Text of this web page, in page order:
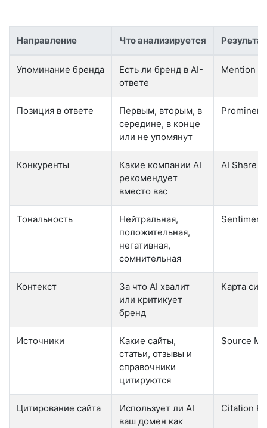
Направление Что анализируется
Упоминание бренда
Есть ли бренд в AI-
ответе
Mention
Позиция в ответе
Первым, вторым, в
середине, в конце
или не упомянут
Конкуренты
Какие компании AI
рекомендует
вместо вас
AI Share
Тональность
Нейтральная,
положительная,
негативная,
сомнительная
Sentiment
Контекст
За что AI хвалит
или критикует
бренд
Карта
Источники
Какие сайты,
статьи, отзывы и
справочники
цитируются
Source
Цитирование сайта
Использует ли AI
ваш домен как
Citation